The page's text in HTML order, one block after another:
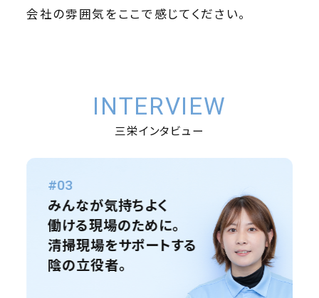
会社の雰囲気をここで感じてください。
INTERVIEW
三栄インタビュー
#01
「キレイ」を通じて
想いを届ける。
空港の美観を担う
清掃のプロ。
#02
どんな汚れも
しっかり落とす。
清掃の専門スキルで
人々の笑顔をつくる。
#03
みんなが気持ちよく
働ける現場のために。
清掃現場をサポートする
陰の立役者。
#04
日本の玄関口に
安心をもたらす、
成田空港の
安全の要。
#05
安心・安全な建物を守る。
危険の芽を摘む
設備管理の
プロフェッショナル。
#06
成田空港の物流を支える。
チームで繋ぐ、
プロドライバーの矜持。
#07
空の湯運営に深く貢献。
チャレンジしたい方は
ぜひ飛び込んできて
ください。
#08
営業視点で
ビルメンテナンスを提案。
知識が増えるたびに
やりがいを実感。
#09
インフラから開発まで、
技術と「人の温かさ」で
地域を支える。
#10
数字の管理から
地域貢献まで。
会社を支える総務・
経理のやりがい。